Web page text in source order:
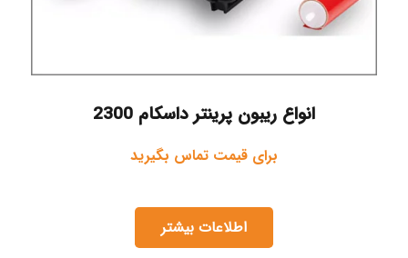
انواع ریبون پرینتر داسکام 2300
برای قیمت تماس بگیرید
اطلاعات بیشتر